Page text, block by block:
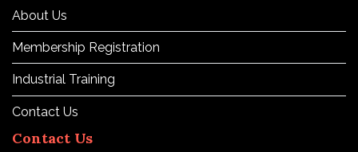
About Us
Membership Registration
Industrial Training
Contact Us
Contact Us